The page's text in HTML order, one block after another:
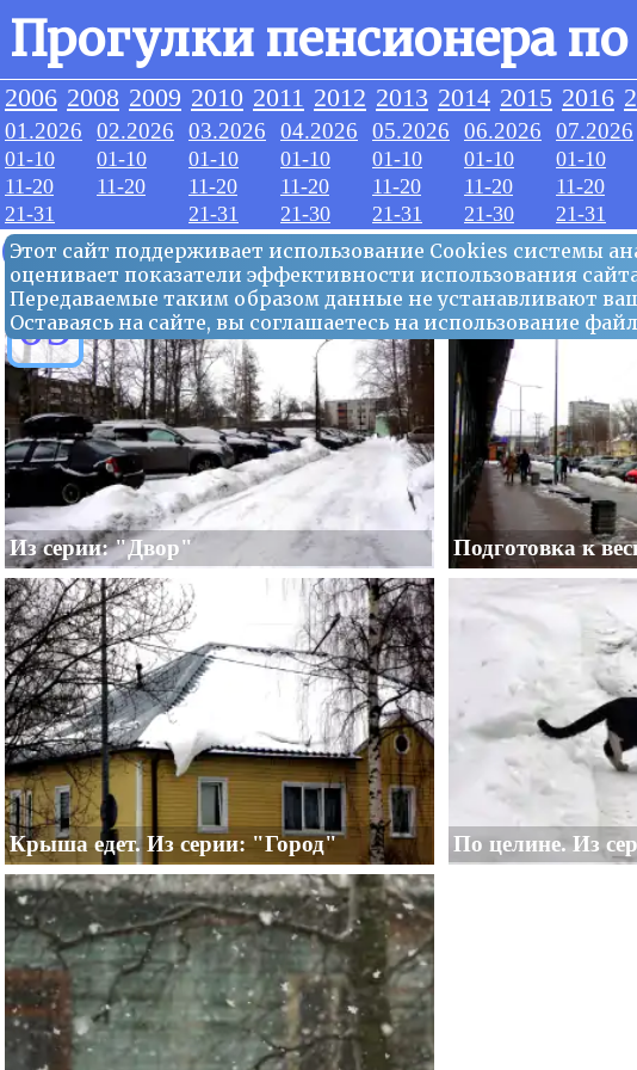
Прогулки пенсионера
2006 2008 2009 2010 2011 2012 2013 2014 2015 2016
01.2026
01-10
11-20
21-31
02.2026
01-10
11-20
03.2026
01-10
11-20
21-31
04.2026
01-10
11-20
21-30
05.2026
01-10
11-20
21-31
06.2026
01-10
11-20
21-30
07.2026
01-10
11-20
21-31
Этот сайт поддерживает использование Сookies системы
оценивает показатели эффективности использования
Передаваемые таким образом данные не устанавливают
Оставаясь на сайте, вы соглашаетесь на использование
03.2026
09
Из серии: "Двор" Подготовка к
Крыша едет. Из серии: "Город" По целине. Из